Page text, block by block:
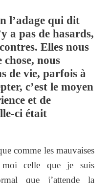
l’adage qui dit
a pas de hasards,
Elles nous
nous
de vie, parfois à
c’est le moyen
et de
ci était
comme les mauvaises
celle que je suis
que j’attende la